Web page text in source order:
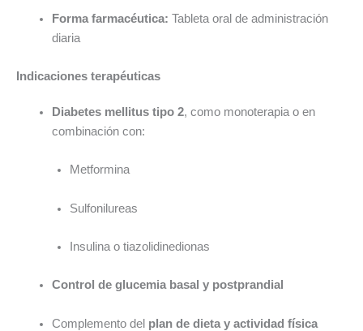
Forma farmacéutica: Tableta oral de administración
diaria
Indicaciones terapéuticas
Diabetes mellitus tipo 2, como monoterapia o en
combinación con:
Metformina
Sulfonilureas
Insulina o tiazolidinedionas
Control de glucemia basal y postprandial
Complemento del plan de dieta y actividad física